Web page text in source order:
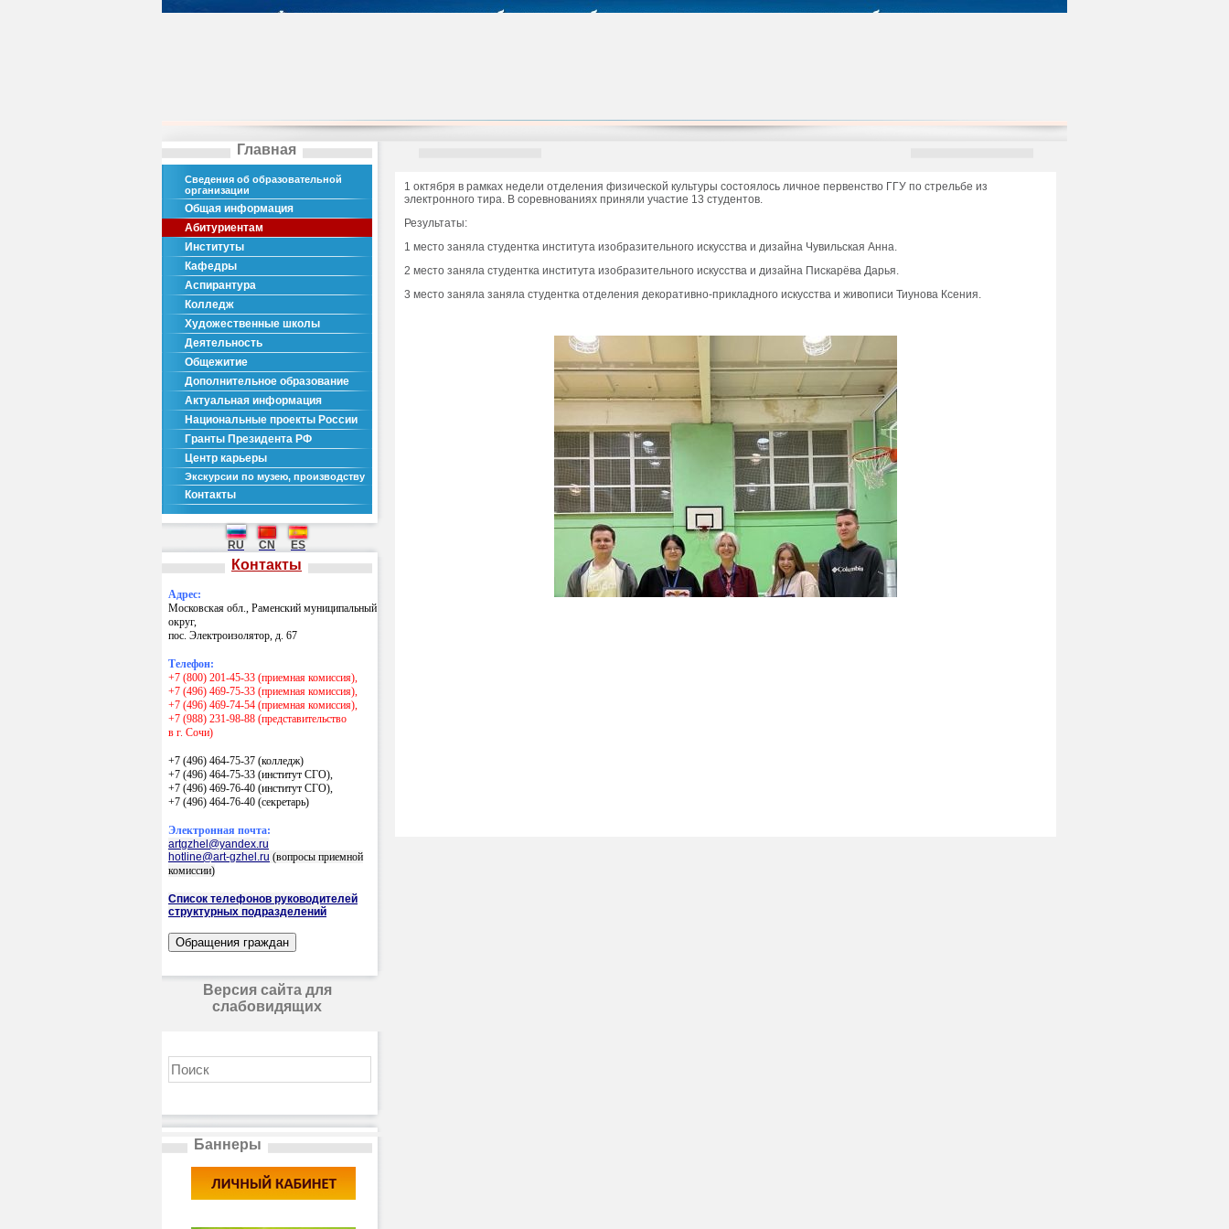
Главная
Сведения об образовательной
организации
Общая информация
Абитуриентам
Институты
Кафедры
Аспирантура
Колледж
Художественные школы
Деятельность
Общежитие
Дополнительное образование
Актуальная информация
Национальные проекты России
Гранты Президента РФ
Центр карьеры
Экскурсии по музею, производству
Контакты
RU CN ES
Контакты
Адрес:
Московская обл., Раменский муниципальный
округ,
пос. Электроизолятор, д. 67
Телефон:
+7 (800) 201-45-33 (приемная комиссия),
+7 (496) 469-75-33 (приемная комиссия),
+7 (496) 469-74-54 (приемная комиссия),
+7 (988) 231-98-88 (представительство
в г. Сочи)
+7 (496) 464-75-37 (колледж)
+7 (496) 464-75-33 (институт СГО),
+7 (496) 469-76-40 (институт СГО),
+7 (496) 464-76-40 (секретарь)
Электронная почта:
artgzhel@yandex.ru
hotline@art-gzhel.ru (вопросы приемной
комиссии)
Список телефонов руководителей
структурных подразделений
Версия сайта для
слабовидящих
Баннеры
1 октября в рамках недели отделения физической культуры состоялось личное первенство ГГУ по стрельбе из
электронного тира. В соревнованиях приняли участие 13 студентов.
Результаты:
1 место заняла студентка института изобразительного искусства и дизайна Чувильская Анна.
2 место заняла студентка института изобразительного искусства и дизайна Пискарёва Дарья.
3 место заняла заняла студентка отделения декоративно-прикладного искусства и живописи Тиунова Ксения.